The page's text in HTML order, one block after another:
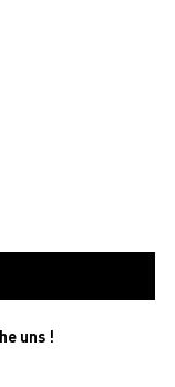
uns !